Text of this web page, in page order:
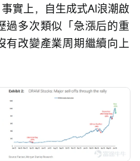
事實上，自生成式AI浪潮啟
過多次類似「急漲后的重
有改變產業周期繼續向上